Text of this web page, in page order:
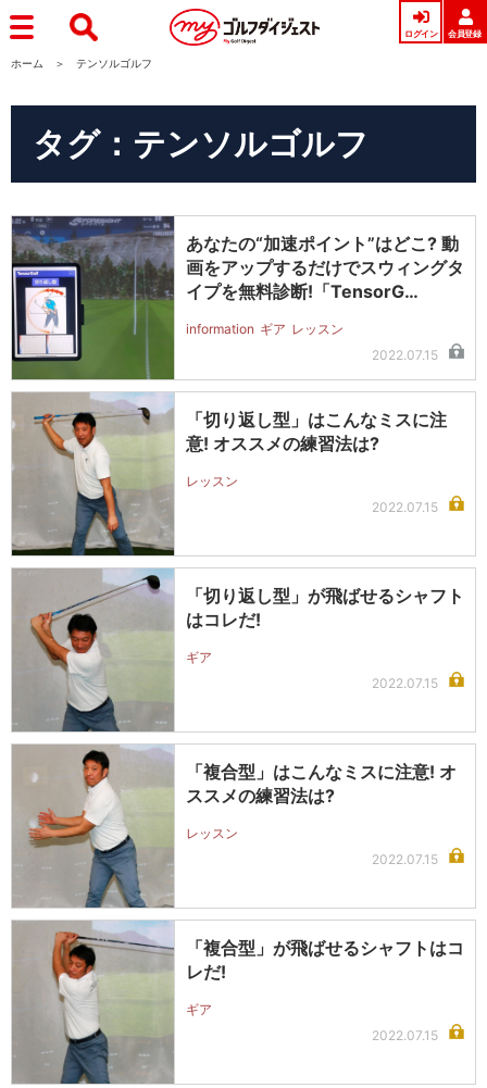
ログイン 会員登録
ホーム テンソルゴルフ
タグ：テンソルゴルフ
あなたの“加速ポイント”はどこ? 動
画をアップするだけでスウィングタ
イプを無料診断!「TensorG…
information ギア レッスン
2022.07.15
「切り返し型」はこんなミスに注
意! オススメの練習法は?
レッスン
2022.07.15
「切り返し型」が飛ばせるシャフト
はコレだ!
ギア
2022.07.15
「複合型」はこんなミスに注意! オ
ススメの練習法は?
レッスン
2022.07.15
「複合型」が飛ばせるシャフトはコ
レだ!
ギア
2022.07.15